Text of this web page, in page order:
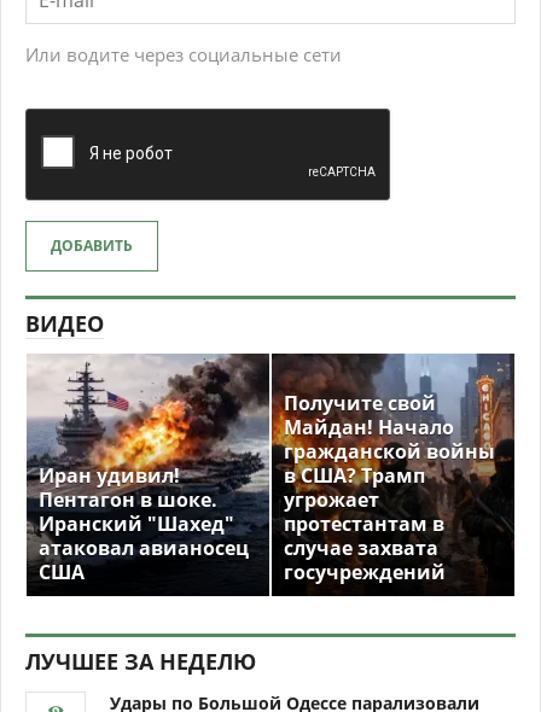
Или водите через социальные сети
ДОБАВИТЬ
ВИДЕО
Иран удивил!
Пентагон в шоке.
Иранский "Шахед"
атаковал авианосец
США
Получите свой
Майдан! Начало
гражданской войны
в США? Трамп
угрожает
протестантам в
случае захвата
госучреждений
ЛУЧШЕЕ ЗА НЕДЕЛЮ
Удары по Большой Одессе парализовали